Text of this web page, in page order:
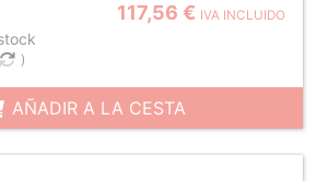
117,56 € IVA INCLUIDO
)
AÑADIR A LA CESTA